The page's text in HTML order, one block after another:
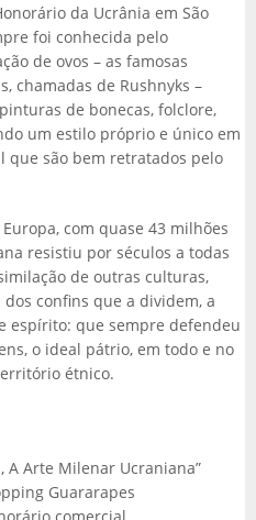
da Ucrânia em São
foi conhecida pelo
de ovos – as famosas
chamadas de Rushnyks –
de bonecas, folclore,
um estilo próprio e único em
que são bem retratados pelo
com quase 43 milhões
resistiu por séculos a todas
de outras culturas,
confins que a dividem, a
espírito: que sempre defendeu
o ideal pátrio, em todo e no
étnico.
A Arte Milenar Ucraniana”
Guararapes